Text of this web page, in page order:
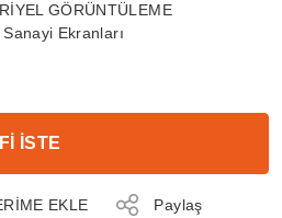
GÖRÜNTÜLEME
Ekranları
İSTE
Paylaş